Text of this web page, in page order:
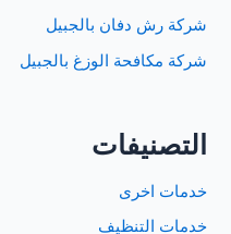
شركة رش دفان بالجبيل
شركة مكافحة الوزغ بالجبيل
التصنيفات
خدمات اخرى
خدمات التنظيف